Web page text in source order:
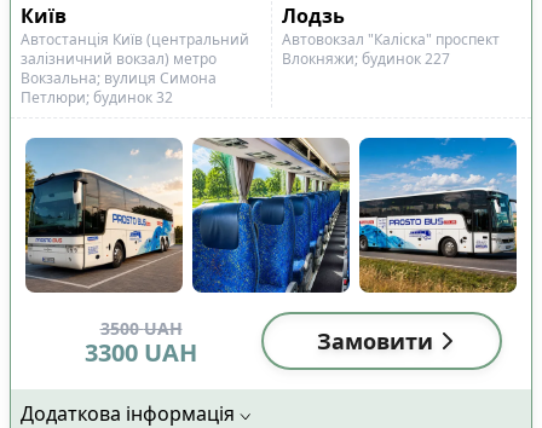
Київ
Лодзь
Автостанція Київ (центральний
залізничний вокзал) метро
Вокзальна; вулиця Симона
Петлюри; будинок 32
Автовокзал "Каліска" проспект
Влокняжи; будинок 227
3500 UAH
3300 UAH Замовити
Додаткова інформація